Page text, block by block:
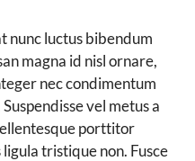
nunc luctus bibendum
magna id nisl ornare,
nec condimentum
vel metus a
porttitor
tristique non. Fusce